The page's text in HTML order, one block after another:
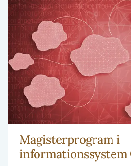
Magisterprogram i
informationssystem